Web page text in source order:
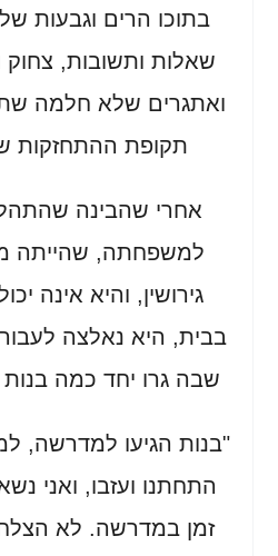
בתוכו הרים וגבעות
שאלות ותשובות, צחוק
ואתגרים שלא חלמה
תקופת ההתחזקות
אחרי שהבינה
למשפחתה, שהייתה
גירושין, והיא אינה
בבית, היא נאלצה
שבה גרו יחד כמה
"בנות הגיעו למדרשה,
התחתנו ועזבו, ואני
זמן במדרשה. לא